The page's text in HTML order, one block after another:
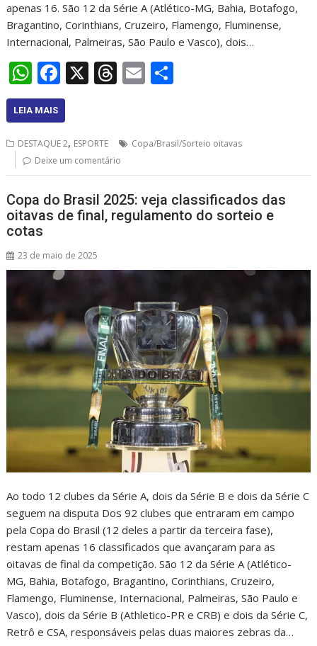
apenas 16. São 12 da Série A (Atlético-MG, Bahia, Botafogo,
Bragantino, Corinthians, Cruzeiro, Flamengo, Fluminense,
Internacional, Palmeiras, São Paulo e Vasco), dois…
W
h
at
s
A
p
p
F
ac
e
b
o
o
k
X T
a
d
s
E
l e
LEIA MAIS
DESTAQUE 2, ESPORTE
Copa/Brasil/Sorteio oitavas
Deixe um comentário
Copa do Brasil 2025: veja classificados das
oitavas de final, regulamento do sorteio e
cotas
23 de maio de 2025
Ao todo 12 clubes da Série A, dois da Série B e dois da Série C
seguem na disputa Dos 92 clubes que entraram em campo
pela Copa do Brasil (12 deles a partir da terceira fase),
restam apenas 16 classificados que avançaram para as
oitavas de final da competição. São 12 da Série A (Atlético-
MG, Bahia, Botafogo, Bragantino, Corinthians, Cruzeiro,
Flamengo, Fluminense, Internacional, Palmeiras, São Paulo e
Vasco), dois da Série B (Athletico-PR e CRB) e dois da Série C,
Retrô e CSA, responsáveis pelas duas maiores zebras da…